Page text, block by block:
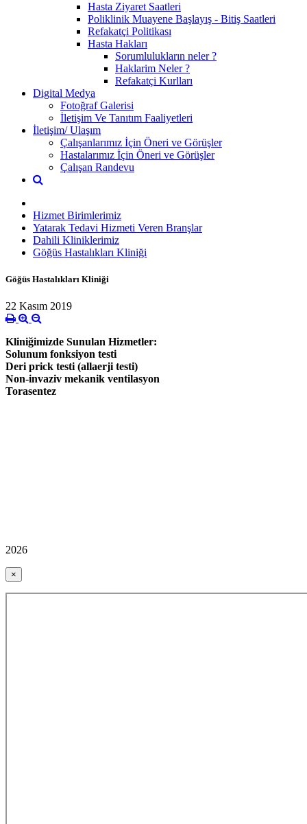
Hasta Ziyaret Saatleri
Poliklinik Muayene Başlayış - Bitiş Saatleri
Refakatçi Politikası
Hasta Hakları
Sorumlulukların neler ?
Haklarim Neler ?
Refakatçi Kurlları
Digital Medya
Fotoğraf Galerisi
İletişim Ve Tanıtım Faaliyetleri
İletişim/ Ulaşım
Çalışanlarımız İçin Öneri ve Görüşler
Hastalarımız İçin Öneri ve Görüşler
Çalışan Randevu
Hizmet Birimlerimiz
Yatarak Tedavi Hizmeti Veren Branşlar
Dahili Kliniklerimiz
Göğüs Hastalıkları Kliniği
Göğüs Hastalıkları Kliniği
22 Kasım 2019
Kliniğimizde Sunulan Hizmetler:
Solunum fonksiyon testi
Deri prick testi (allaerji testi)
Non-invaziv mekanik ventilasyon
Torasentez
2026
×